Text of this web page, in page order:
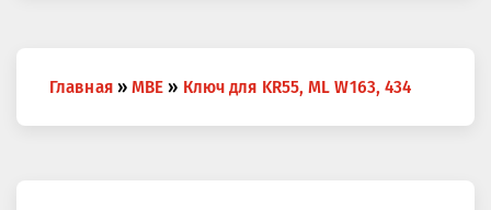
здесь
Главная » MBE » Ключ для KR55, ML W163, 434